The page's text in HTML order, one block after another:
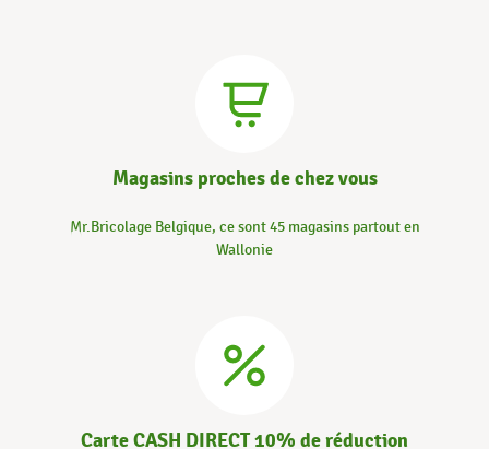
Magasins proches de chez vous
Mr.Bricolage Belgique, ce sont 45 magasins partout en
Wallonie
Carte CASH DIRECT 10% de réduction